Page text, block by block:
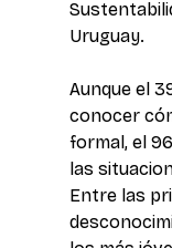
Uruguay.
Aunque el
conocer
formal, el
las
Entre las